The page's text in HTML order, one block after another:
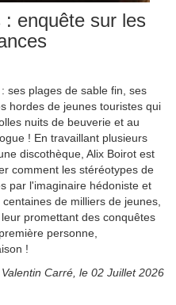
enquête sur les
ses plages de sable fin, ses
hordes de jeunes touristes qui
nuits de beuverie et au
! En travaillant plusieurs
discothèque, Alix Boirot est
comment les stéréotypes de
par l'imaginaire hédoniste et
de milliers de jeunes,
promettant des conquêtes
personne,
!
Carré, le 02 Juillet 2026